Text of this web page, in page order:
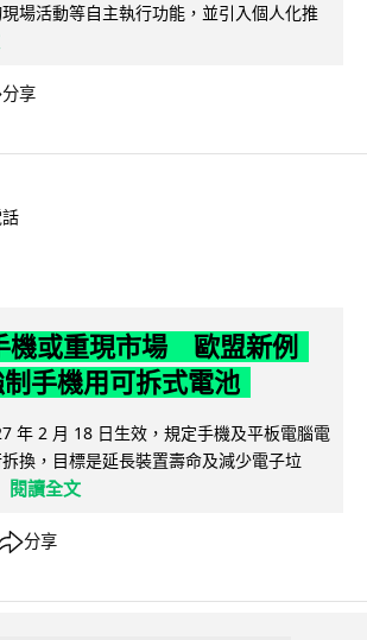
場活動等自主執行功能，並引入個人化推
分享
機或重現市場 歐盟新例
手機用可拆式電池
年 2 月 18 日生效，規定手機及平板電腦電
換，目標是延長裝置壽命及減少電子垃
閱讀全文
分享